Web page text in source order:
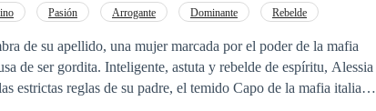
and contempt sustained by her unshakable faith,
causing John to rethink his feelings for her and leading him
the woman he had spent years trying to destroy.
Pasión Arrogante Dominante
Rebelde
de su apellido, una mujer marcada por el poder de la mafia
de ser gordita. Inteligente, astuta y rebelde de espíritu, Alessia
estrictas reglas de su padre, el temido Capo de la mafia italiana.